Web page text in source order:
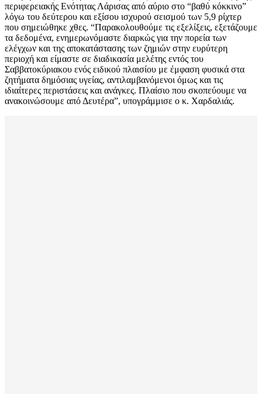
περιφερειακής Ενότητας Λάρισας από αύριο στο “βαθύ κόκκινο”
λόγω του δεύτερου και εξίσου ισχυρού σεισμού των 5,9 ρίχτερ
που σημειώθηκε χθες. “Παρακολουθούμε τις εξελίξεις, εξετάζουμε
τα δεδομένα, ενημερωνόμαστε διαρκώς για την πορεία των
ελέγχων και της αποκατάστασης των ζημιών στην ευρύτερη
περιοχή και είμαστε σε διαδικασία μελέτης εντός του
Σαββατοκύριακου ενός ειδικού πλαισίου με έμφαση φυσικά στα
ζητήματα δημόσιας υγείας, αντιλαμβανόμενοι όμως και τις
ιδιαίτερες περιστάσεις και ανάγκες. Πλαίσιο που σκοπεύουμε να
ανακοινώσουμε από Δευτέρα”, υπογράμμισε ο κ. Χαρδαλιάς.